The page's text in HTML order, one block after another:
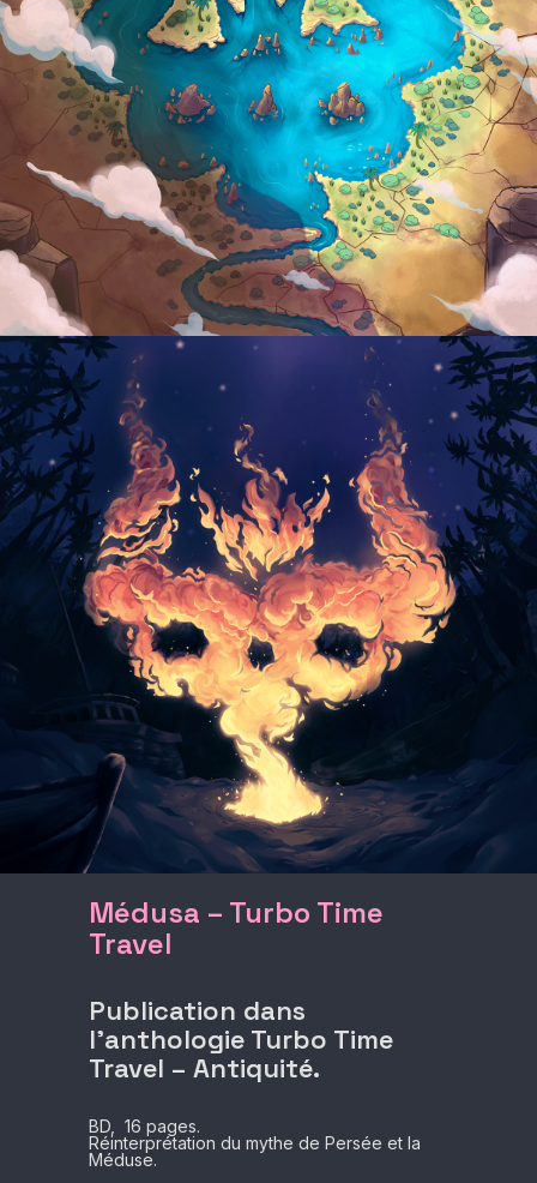
Médusa – Turbo Time
Travel
Publication dans
l’anthologie Turbo Time
Travel – Antiquité.
BD, 16 pages.
Réinterprétation du mythe de Persée et la
Méduse.